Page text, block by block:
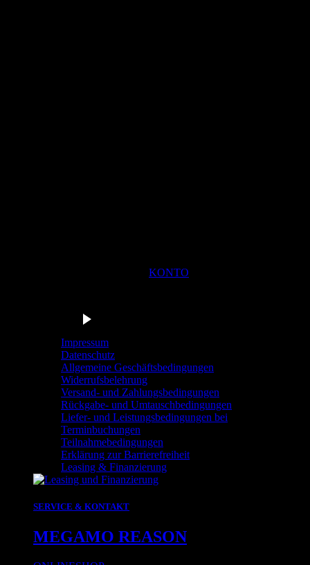
KONTO
Impressum
Datenschutz
Allgemeine Geschäftsbedingungen
Widerrufsbelehrung
Versand- und Zahlungsbedingungen
Rückgabe- und Umtauschbedingungen
Liefer- und Leistungsbedingungen bei
Terminbuchungen
Teilnahmebedingungen
Erklärung zur Barrierefreiheit
Leasing & Finanzierung
SERVICE & KONTAKT
MEGAMO REASON